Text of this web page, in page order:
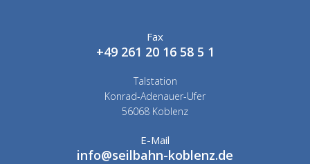
Fax
+49 261 20 16 58 5 1
Talstation
Konrad-Adenauer-Ufer
56068 Koblenz
E-Mail
info@seilbahn-koblenz.de